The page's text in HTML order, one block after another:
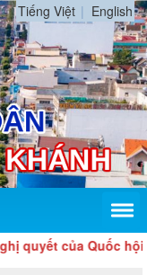
Tiếng Việt English
của Quốc hội